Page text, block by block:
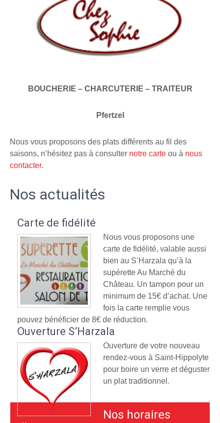
BOUCHERIE – CHARCUTERIE – TRAITEUR
Pfertzel
Nous vous proposons des plats différents au fil des
saisons, n’hésitez pas à consulter notre carte ou à nous
contacter.
Nos actualités
Carte de fidélité
Nous vous proposons une
carte de fidélité, valable aussi
bien au S’Harzala qu’à la
supérette Au Marché du
Château. Un tampon pour un
minimum de 15€ d’achat. Une
fois la carte remplie vous
pouvez bénéficier de 8€ de réduction.
Ouverture S’Harzala
Ouverture de votre nouveau
rendez-vous à Saint-Hippolyte
pour boire un verre et déguster
un plat traditionnel.
Nos horaires